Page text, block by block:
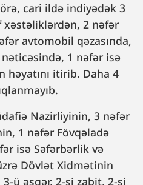
cari ildə indiyədək 3
2 nəfər
avtomobil qəzasında,
1 nəfər isə
həyatını itirib. Daha 4
Nazirliyinin, 3 nəfər
1 nəfər Fövqəladə
isə Səfərbərlik və
Dövlət Xidmətinin
ü əsgər, 2-si zabit, 2-si